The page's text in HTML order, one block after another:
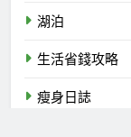
湖泊
生活省錢攻略
瘦身日誌